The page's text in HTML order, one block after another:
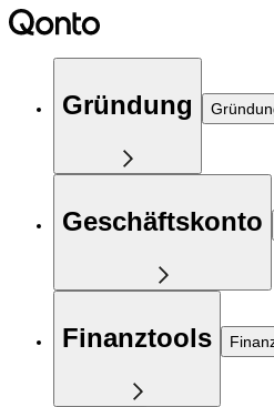
Gründung
Geschäftskonto
Finanztools